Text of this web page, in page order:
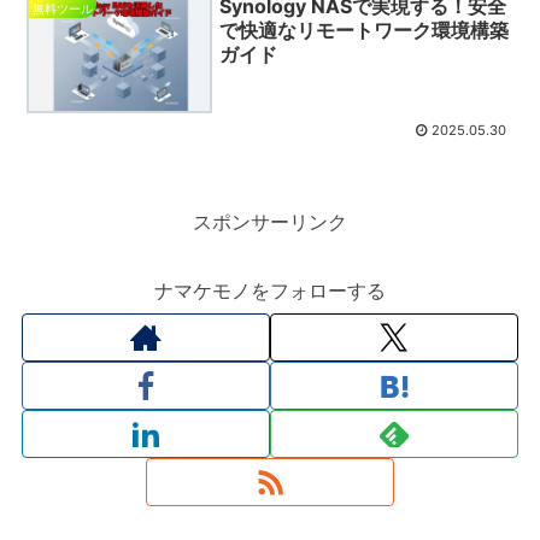
無料ツール
Synology NASで実現する！安全
で快適なリモートワーク環境構築
ガイド
2025.05.30
スポンサーリンク
ナマケモノをフォローする